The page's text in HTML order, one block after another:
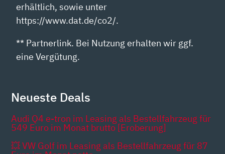
erhältlich, sowie unter
https://www.dat.de/co2/.
** Partnerlink. Bei Nutzung erhalten wir ggf.
eine Vergütung.
Neueste Deals
Audi Q4 e-tron im Leasing als Bestellfahrzeug für
549 Euro im Monat brutto [Eroberung]
💥 VW Golf im Leasing als Bestellfahrzeug für 87